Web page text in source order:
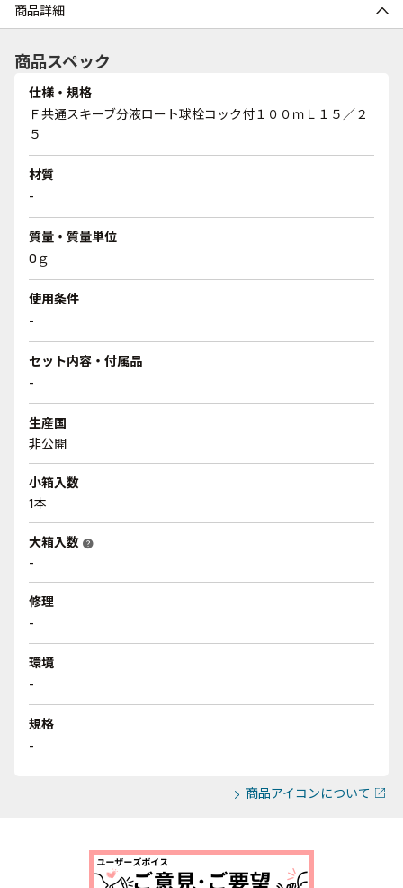
商品詳細
商品スペック
仕様・規格
Ｆ共通スキーブ分液ロート球栓コック付１００ｍＬ１５／２
５
材質
-
質量・質量単位
0ｇ
使用条件
-
セット内容・付属品
-
生産国
非公開
小箱入数
1本
大箱入数 help
-
修理
-
環境
-
規格
-
商品アイコンについて